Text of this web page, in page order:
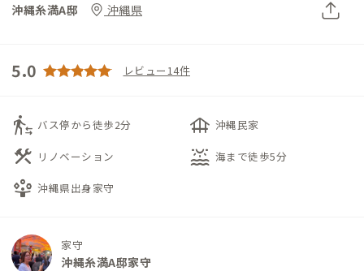
沖縄糸満A邸 沖縄県
5.0 レビュー14件
transfer_within_a_station バス停から徒歩2分 foundation 沖縄民家
construction リノベーション water_lux 海まで徒歩5分
person_play 沖縄県出身家守
家守
沖縄糸満A邸家守